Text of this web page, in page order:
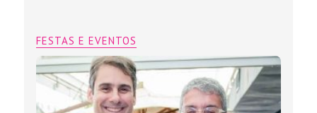
FESTAS E EVENTOS